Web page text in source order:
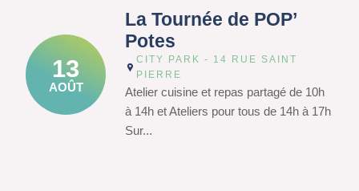
13
AOÛT
La Tournée de POP’
Potes
CITY PARK - 14 RUE SAINT
PIERRE
Atelier cuisine et repas partagé de 10h
à 14h et Ateliers pour tous de 14h à 17h
Sur...